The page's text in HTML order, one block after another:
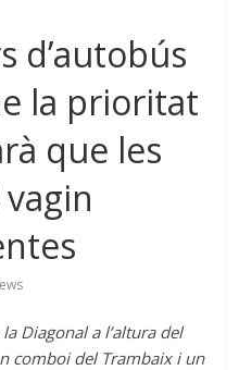
d’autobús
la prioritat
que les
Diagonal a l’altura del
comboi del Trambaix i un